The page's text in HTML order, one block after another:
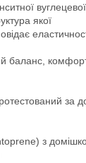
вуглецевої
якої
баланс,
за
з